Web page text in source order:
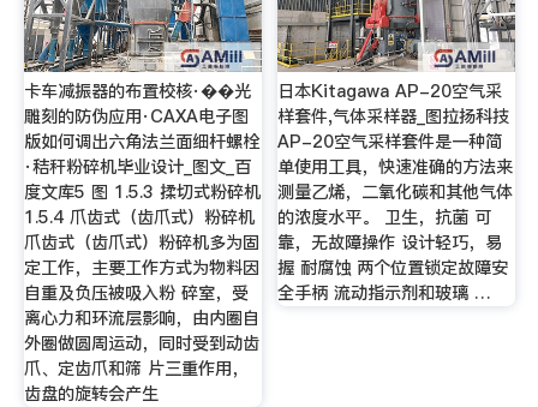
卡车减振器的布置校核·��光
雕刻的防伪应用·CAXA电子图
版如何调出六角法兰面细杆螺栓
·秸秆粉碎机毕业设计_图文_百
度文库5 图 1.5.3 揉切式粉碎机
1.5.4 爪齿式（齿爪式）粉碎机
爪齿式（齿爪式）粉碎机多为固
定工作，主要工作方式为物料因
自重及负压被吸入粉 碎室，受
离心力和环流层影响，由内圈自
外圈做圆周运动，同时受到动齿
爪、定齿爪和筛 片三重作用，
齿盘的旋转会产生
日本Kitagawa AP-20空气采
样套件,气体采样器_图拉扬科技
AP-20空气采样套件是一种简
单使用工具，快速准确的方法来
测量乙烯，二氧化碳和其他气体
的浓度水平。 卫生，抗菌 可
靠，无故障操作 设计轻巧，易
握 耐腐蚀 两个位置锁定故障安
全手柄 流动指示剂和玻璃 …